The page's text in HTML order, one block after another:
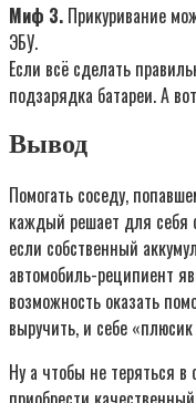
Миф 3. Прикуривание
ЭБУ.
Если всё сделать
подзарядка батареи. А
Вывод
Помогать соседу,
каждый решает для себя
если собственный
автомобиль-реципиент
возможность оказать
выручить, и себе
Ну а чтобы не теряться